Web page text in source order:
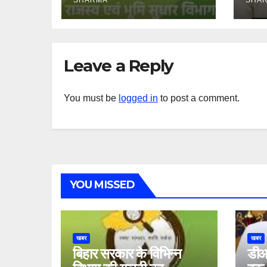
अन्य हैं मौन
Leave a Reply
You must be logged in to post a comment.
YOU MISSED
खबर
बिहार सरकार के विभिन्न
खबर